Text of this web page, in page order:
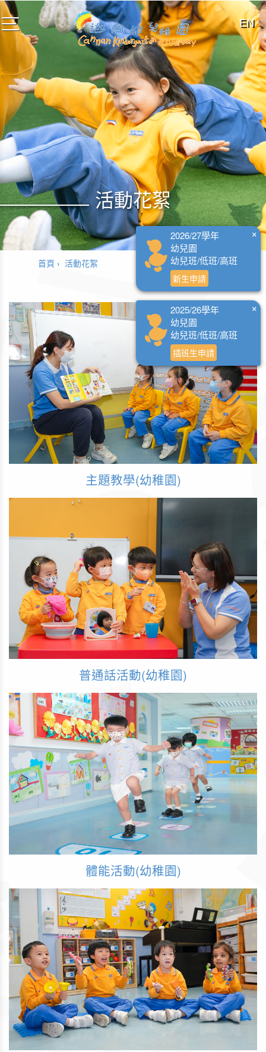
×
2026/27學年
幼兒園
幼兒班/低班/高班
新生申請
×
2025/26學年
幼兒園
幼兒班/低班/高班
插班生申請
toggle
navigation
EN
活動花絮
首頁 活動花絮
主題教學(幼稚園)
普通話活動(幼稚園)
體能活動(幼稚園)